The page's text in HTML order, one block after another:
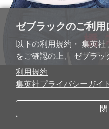
ゼブラックのご利用
以下の利用規約・ 集英
をご確認の上、 ゼブラッ
利用規約
集英社プライバシーガイ